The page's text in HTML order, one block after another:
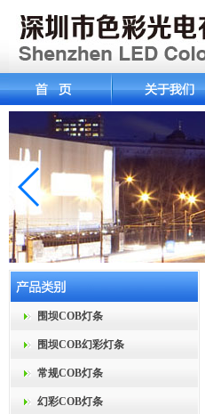
围坝COB灯条
围坝COB幻彩灯条
常规COB灯条
幻彩COB灯条